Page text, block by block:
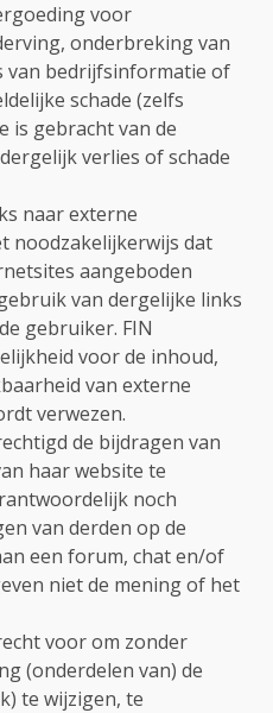
voor
onderbreking van
van bedrijfsinformatie of
schade (zelfs
is gebracht van de
verlies of schade
naar externe
noodzakelijkerwijs dat
aangeboden
van dergelijke links
gebruiker. FIN
voor de inhoud,
van externe
verwezen.
de bijdragen van
haar website te
noch
van derden op de
een forum, chat en/of
niet de mening of het
voor om zonder
(onderdelen van) de
te wijzigen, te